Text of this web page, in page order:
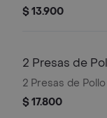
$ 13.900
2 Presas de
2 Presas de Pollo
$ 17.800